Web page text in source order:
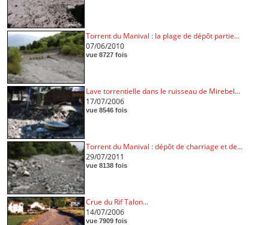
Torrent du Manival : la plage de dépôt partie...
07/06/2010
vue 8727 fois
Lave torrentielle dans le ruisseau de Mirebel...
17/07/2006
vue 8546 fois
Torrent du Manival : dépôt de charriage et de...
29/07/2011
vue 8138 fois
Crue du Rif Talon...
14/07/2006
vue 7909 fois